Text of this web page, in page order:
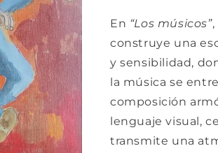
En “Los músicos”,
construye una
y sensibilidad,
la música se
composición
lenguaje visual,
transmite una